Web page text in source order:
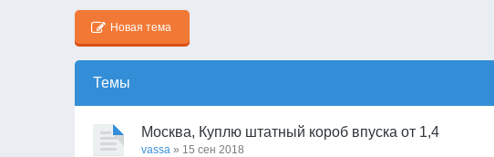
Новая тема
Темы
Москва, Куплю штатный короб впуска от 1,4
vassa » 15 сен 2018